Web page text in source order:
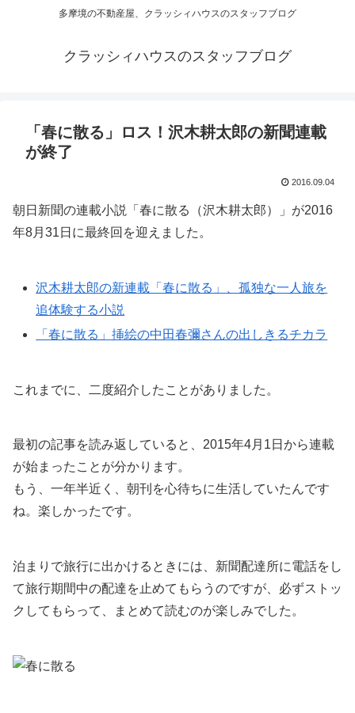
多摩境の不動産屋、クラッシィハウスのスタッフブログ
クラッシィハウスのスタッフブログ
「春に散る」ロス！沢木耕太郎の新聞連載
が終了
2016.09.04
朝日新聞の連載小説「春に散る（沢木耕太郎）」が2016
年8月31日に最終回を迎えました。
沢木耕太郎の新連載「春に散る」、孤独な一人旅を
追体験する小説
「春に散る」挿絵の中田春彌さんの出しきるチカラ
これまでに、二度紹介したことがありました。
最初の記事を読み返していると、2015年4月1日から連載
が始まったことが分かります。
もう、一年半近く、朝刊を心待ちに生活していたんです
ね。楽しかったです。
泊まりで旅行に出かけるときには、新聞配達所に電話をし
て旅行期間中の配達を止めてもらうのですが、必ずストッ
クしてもらって、まとめて読むのが楽しみでした。